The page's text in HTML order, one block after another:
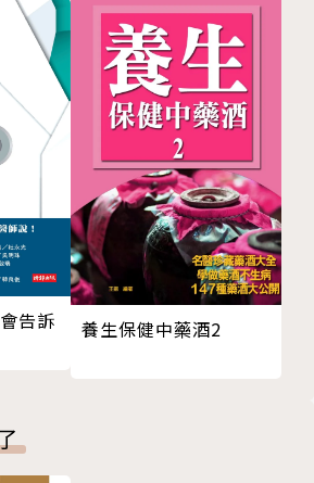
之瑜伽解剖入門教科用書
集醫學、生物力學、生理學、解
級3D解剖彩圖
馭繁，加倍學習領悟
隆 醫師（Ray Long, M.D.）
Bandha Yoga創辦人，美國骨
協會成員及加拿大皇家醫學會會
根大學醫學院畢業之後，分別於康
及家庭醫學。
群
臂
告訴
養生保健中藥酒2